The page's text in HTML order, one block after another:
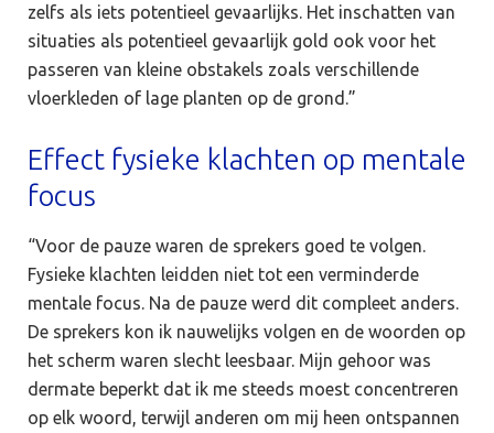
zelfs als iets potentieel gevaarlijks. Het inschatten van
situaties als potentieel gevaarlijk gold ook voor het
passeren van kleine obstakels zoals verschillende
vloerkleden of lage planten op de grond.”
Effect fysieke klachten op mentale
focus
“Voor de pauze waren de sprekers goed te volgen.
Fysieke klachten leidden niet tot een verminderde
mentale focus. Na de pauze werd dit compleet anders.
De sprekers kon ik nauwelijks volgen en de woorden op
het scherm waren slecht leesbaar. Mijn gehoor was
dermate beperkt dat ik me steeds moest concentreren
op elk woord, terwijl anderen om mij heen ontspannen